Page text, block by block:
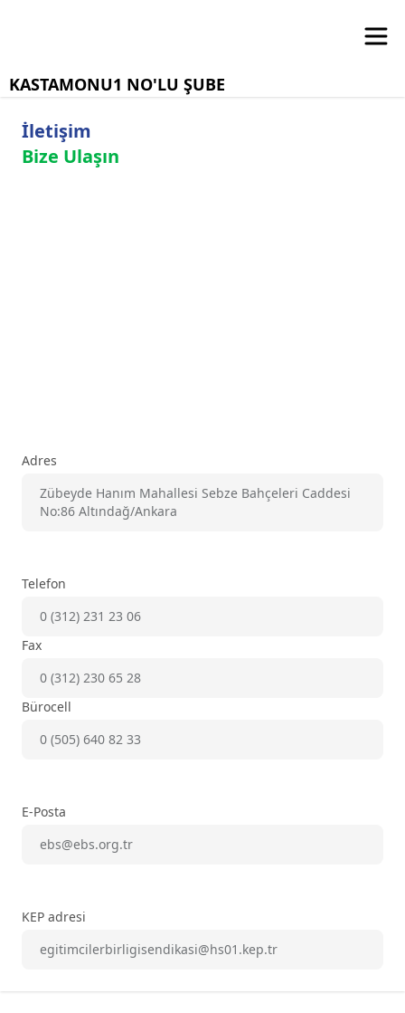
KASTAMONU1 NO'LU ŞUBE
İletişim
Bize Ulaşın
Adres
Zübeyde Hanım Mahallesi Sebze Bahçeleri Caddesi
No:86 Altındağ/Ankara
Telefon
0 (312) 231 23 06
Fax
0 (312) 230 65 28
Bürocell
0 (505) 640 82 33
E-Posta
ebs@ebs.org.tr
KEP adresi
egitimcilerbirligisendikasi@hs01.kep.tr